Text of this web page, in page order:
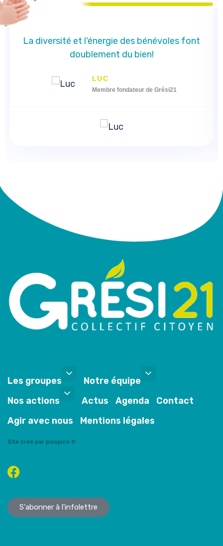
La diversité et l'énergie des bénévoles font
doublement du bien!
LUC
Membre fondateur de Grési21
Les groupes
Notre équipe
Nos actions
Actus Agenda
Contact
Agir avec nous
Mentions légales
Site créé par picopico.fr
S'abonner à l'infolettre